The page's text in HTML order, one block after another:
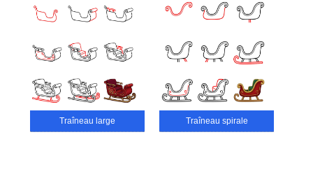
Traîneau large Traîneau spirale